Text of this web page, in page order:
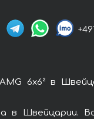
6x6² в
в Швейцарии.